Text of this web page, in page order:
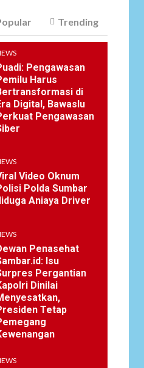
Trending
Pengawasan
Harus
di
Digital, Bawaslu
Pengawasan
Video Oknum
Polda Sumbar
Aniaya Driver
Penasehat
Isu
Pergantian
Dinilai
Tetap